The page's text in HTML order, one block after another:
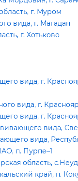
г. Муром
вида, г. Магадан
г. Хотьково
вида, г.
вида, г.
вида, г.
вида,
вида,
п. Пурпе–1
область,
край, п.